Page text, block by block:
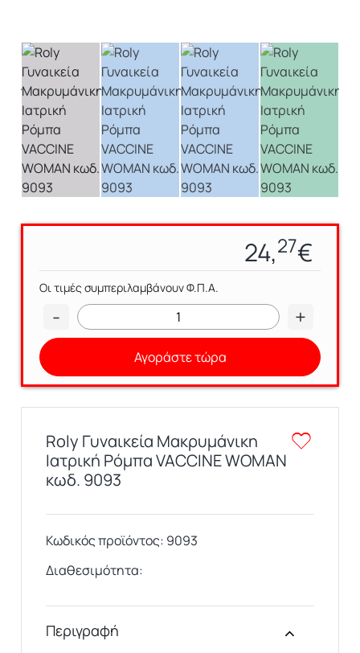
Roly Γυναικεία Mακρυμάνικη
Ιατρική Ρόμπα VACCINE WOMAN
κωδ. 9093
Κωδικός προϊόντος: 9093
Διαθεσιμότητα:
Περιγραφή
24,27€
Οι τιμές συμπεριλαμβάνουν Φ.Π.Α.
- +
Αγοράστε τώρα